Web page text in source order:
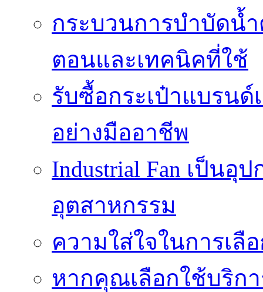
กระบวนการบำบัดน้
ตอนและเทคนิคที่ใช้
รับซื้อกระเป๋าแบรนด์
อย่างมืออาชีพ
Industrial Fan เป็น
อุตสาหกรรม
ความใส่ใจในการเ
หากคุณเลือกใช้บริก